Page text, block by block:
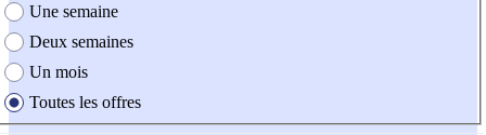
Une semaine
Deux semaines
Un mois
Toutes les offres